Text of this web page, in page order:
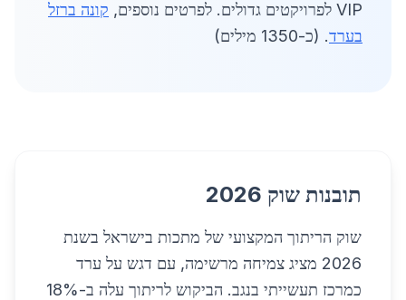
VIP לפרויקטים גדולים. לפרטים נוספים,
קונה ברזל
בערד. (כ-1350 מילים)
תובנות שוק 2026
שוק הריתוך המקצועי של מתכות בישראל בשנת
2026 מציג צמיחה מרשימה, עם דגש על ערד
כמרכז תעשייתי בנגב. הביקוש לריתוך עלה ב-18%